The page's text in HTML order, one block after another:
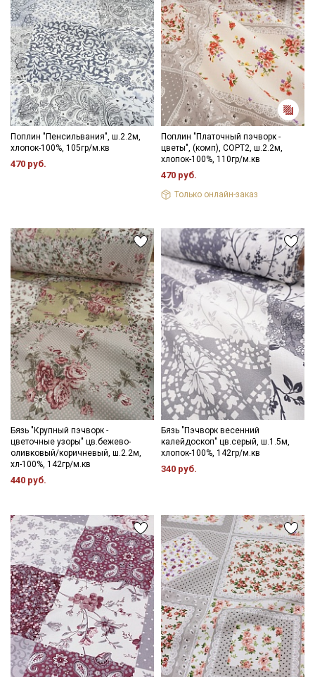
Поплин "Пенсильвания", ш.2.2м,
хлопок-100%, 105гр/м.кв
470 руб.
Поплин "Платочный пэчворк -
цветы", (комп), СОРТ2, ш.2.2м,
хлопок-100%, 110гр/м.кв
470 руб.
Только онлайн-заказ
Бязь "Крупный пэчворк -
цветочные узоры" цв.бежево-
оливковый/коричневый, ш.2.2м,
хл-100%, 142гр/м.кв
440 руб.
Бязь "Пэчворк весенний
калейдоскоп" цв.серый, ш.1.5м,
хлопок-100%, 142гр/м.кв
340 руб.
Секретная рассылка от Купава
Мы публикуем здесь дополнительные
промокоды и скидки до 30% на узкие
категории тканей
Электронная почта
Ознакомлен(а) сПолитикой обработки персональных
данныхи даю Согласие на обработку персональных
данных
ДаюСогласие на получение рекламных и
информационных рассылок